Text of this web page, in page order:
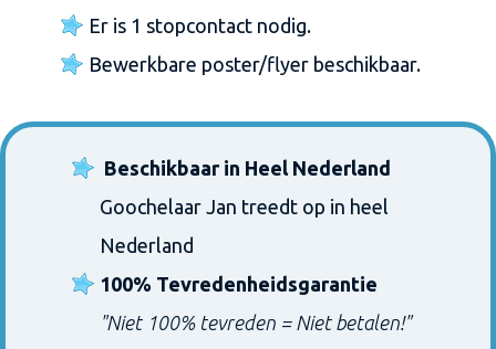
Er is 1 stopcontact nodig.
Bewerkbare poster/flyer beschikbaar.
Beschikbaar in Heel Nederland
Goochelaar Jan treedt op in heel
Nederland
100% Tevredenheidsgarantie
"Niet 100% tevreden = Niet betalen!"